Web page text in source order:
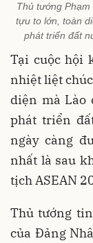
Thủ tướng
tựu to lớn, toàn
phát triển đất
Tại cuộc hội
nhiệt liệt
diện mà Lào
phát triển
ngày càng
nhất là sau
tịch ASEAN
Thủ tướng
của Đảng